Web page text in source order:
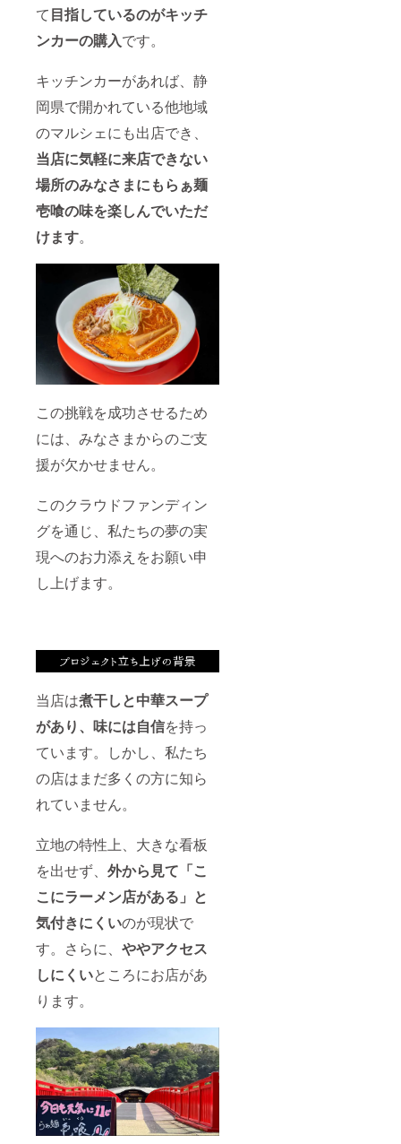
て目指しているのがキッチ
ンカーの購入です。
キッチンカーがあれば、静
岡県で開かれている他地域
のマルシェにも出店でき、
当店に気軽に来店できない
場所のみなさまにもらぁ麺
壱喰の味を楽しんでいただ
けます。
この挑戦を成功させるため
には、みなさまからのご支
援が欠かせません。
このクラウドファンディン
グを通じ、私たちの夢の実
現へのお力添えをお願い申
し上げます。
当店は煮干しと中華スープ
があり、味には自信を持っ
ています。しかし、私たち
の店はまだ多くの方に知ら
れていません。
立地の特性上、大きな看板
を出せず、 外から見て「こ
こにラーメン店がある」と
気付きにくいのが現状で
す。さらに、 ややアクセス
しにくいところにお店があ
ります。